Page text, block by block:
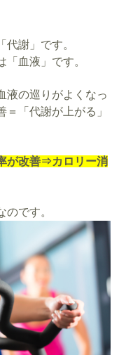
謝」です。
血液」です。
液の巡りがよくなっ
「代謝が上がる」
が改善⇒カロリー消
です。